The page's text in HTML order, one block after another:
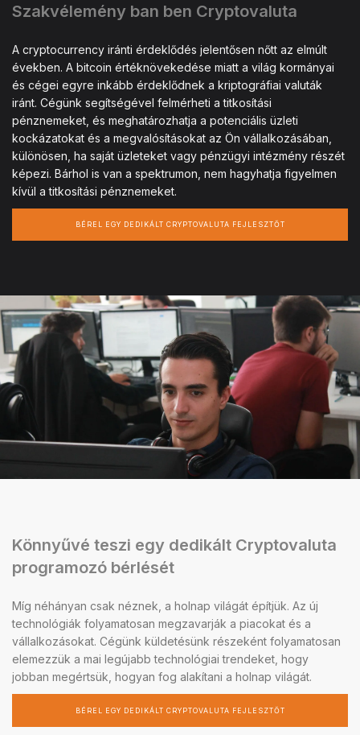
Szakvélemény ban ben Cryptovaluta
A cryptocurrency iránti érdeklődés jelentősen nőtt az elmúlt
években. A bitcoin értéknövekedése miatt a világ kormányai
és cégei egyre inkább érdeklődnek a kriptográfiai valuták
iránt. Cégünk segítségével felmérheti a titkosítási
pénznemeket, és meghatározhatja a potenciális üzleti
kockázatokat és a megvalósításokat az Ön vállalkozásában,
különösen, ha saját üzleteket vagy pénzügyi intézmény részét
képezi. Bárhol is van a spektrumon, nem hagyhatja figyelmen
kívül a titkosítási pénznemeket.
BÉREL EGY DEDIKÁLT CRYPTOVALUTA FEJLESZTŐT
Könnyűvé teszi egy dedikált Cryptovaluta
programozó bérlését
Míg néhányan csak néznek, a holnap világát építjük. Az új
technológiák folyamatosan megzavarják a piacokat és a
vállalkozásokat. Cégünk küldetésünk részeként folyamatosan
elemezzük a mai legújabb technológiai trendeket, hogy
jobban megértsük, hogyan fog alakítani a holnap világát.
BÉREL EGY DEDIKÁLT CRYPTOVALUTA FEJLESZTŐT